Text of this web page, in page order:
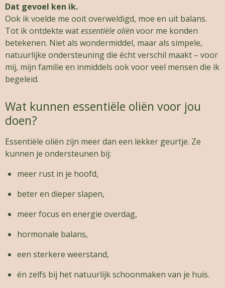
Dat gevoel ken ik.
Ook ik voelde me ooit overweldigd, moe en uit balans.
Tot ik ontdekte watessentiële oliënvoor me konden
betekenen. Niet als wondermiddel, maar als simpele,
natuurlijke ondersteuning die écht verschil maakt – voor
mij, mijn familie en inmiddels ook voor veel mensen die ik
begeleid.
Wat kunnen essentiële oliën voor jou
doen?
Essentiële oliën zijn meer dan een lekker geurtje. Ze
kunnen je ondersteunen bij:
meer rust in je hoofd,
beter en dieper slapen,
meer focus en energie overdag,
hormonale balans,
een sterkere weerstand,
én zelfs bij het natuurlijk schoonmaken van je huis.